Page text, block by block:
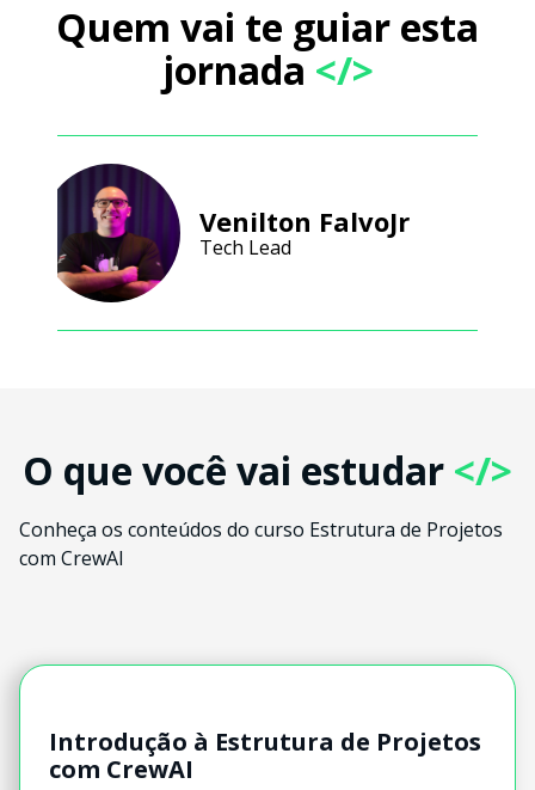
Quem vai te guiar esta
jornada </>
Venilton FalvoJr
Tech Lead
O que você vai estudar </>
Conheça os conteúdos do curso Estrutura de Projetos
com CrewAI
Introdução à Estrutura de Projetos
com CrewAI